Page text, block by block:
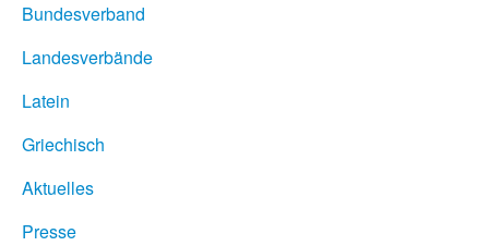
Bundesverband
Landesverbände
Latein
Griechisch
Aktuelles
Presse